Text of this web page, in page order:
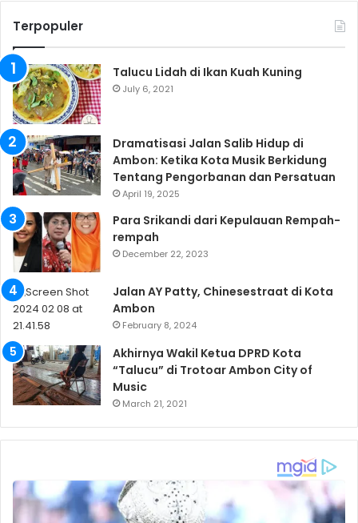
Terpopuler
Talucu Lidah di Ikan Kuah Kuning
July 6, 2021
Dramatisasi Jalan Salib Hidup di
Ambon: Ketika Kota Musik Berkidung
Tentang Pengorbanan dan Persatuan
April 19, 2025
Para Srikandi dari Kepulauan Rempah-
rempah
December 22, 2023
Jalan AY Patty, Chinesestraat di Kota
Ambon
February 8, 2024
Akhirnya Wakil Ketua DPRD Kota
“Talucu” di Trotoar Ambon City of
Music
March 21, 2021